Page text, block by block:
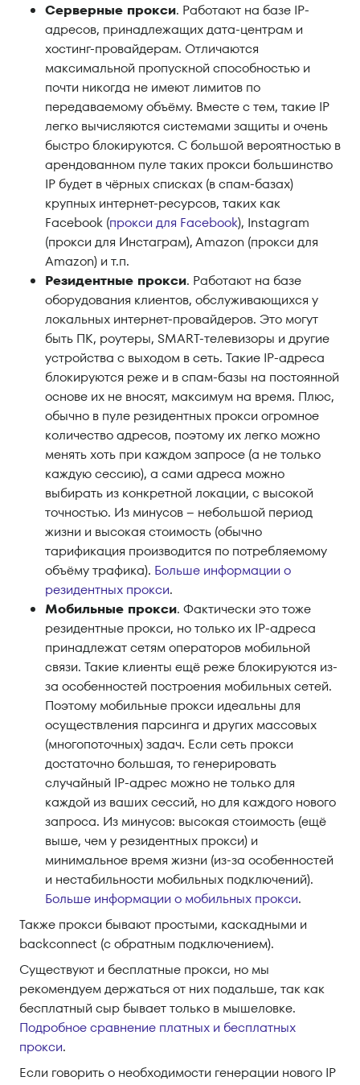
Серверные прокси. Работают на базе IP-
адресов, принадлежащих дата-центрам и
хостинг-провайдерам. Отличаются
максимальной пропускной способностью и
почти никогда не имеют лимитов по
передаваемому объёму. Вместе с тем, такие IP
легко вычисляются системами защиты и очень
быстро блокируются. С большой вероятностью в
арендованном пуле таких прокси большинство
IP будет в чёрных списках (в спам-базах)
крупных интернет-ресурсов, таких как
Facebook (прокси для Facebook), Instagram
(прокси для Инстаграм), Amazon (прокси для
Amazon) и т.п.
Резидентные прокси. Работают на базе
оборудования клиентов, обслуживающихся у
локальных интернет-провайдеров. Это могут
быть ПК, роутеры, SMART-телевизоры и другие
устройства с выходом в сеть. Такие IP-адреса
блокируются реже и в спам-базы на постоянной
основе их не вносят, максимум на время. Плюс,
обычно в пуле резидентных прокси огромное
количество адресов, поэтому их легко можно
менять хоть при каждом запросе (а не только
каждую сессию), а сами адреса можно
выбирать из конкретной локации, с высокой
точностью. Из минусов – небольшой период
жизни и высокая стоимость (обычно
тарификация производится по потребляемому
объёму трафика). Больше информации о
резидентных прокси.
Мобильные прокси. Фактически это тоже
резидентные прокси, но только их IP-адреса
принадлежат сетям операторов мобильной
связи. Такие клиенты ещё реже блокируются из-
за особенностей построения мобильных сетей.
Поэтому мобильные прокси идеальны для
осуществления парсинга и других массовых
(многопоточных) задач. Если сеть прокси
достаточно большая, то генерировать
случайный IP-адрес можно не только для
каждой из ваших сессий, но для каждого нового
запроса. Из минусов: высокая стоимость (ещё
выше, чем у резидентных прокси) и
минимальное время жизни (из-за особенностей
и нестабильности мобильных подключений).
Больше информации о мобильных прокси.
Также прокси бывают простыми, каскадными и
backconnect (с обратным подключением).
Существуют и бесплатные прокси, но мы
рекомендуем держаться от них подальше, так как
бесплатный сыр бывает только в мышеловке.
Подробное сравнение платных и бесплатных
прокси.
Если говорить о необходимости генерации нового IP